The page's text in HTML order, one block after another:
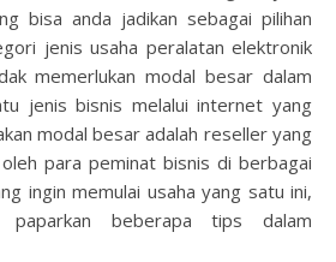
bisa anda jadikan sebagai pilihan
jenis usaha peralatan elektronik
memerlukan modal besar dalam
jenis bisnis melalui internet yang
modal besar adalah reseller yang
para peminat bisnis di berbagai
ingin memulai usaha yang satu ini,
beberapa tips dalam